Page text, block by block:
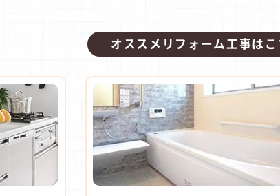
オススメリフォーム工事はこ